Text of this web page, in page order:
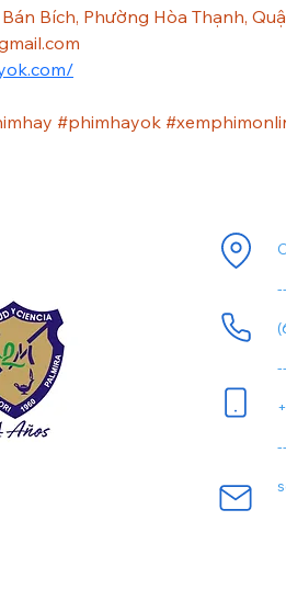
Bích, Phường Hòa Thạnh,
#phimhayok